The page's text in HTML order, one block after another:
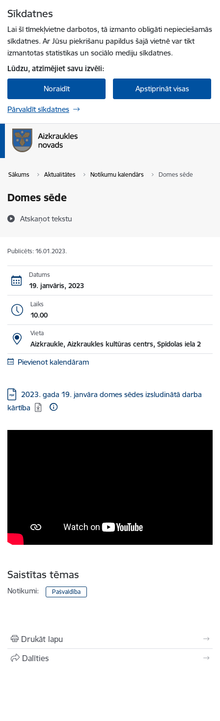
Sīkdatnes
Lai šī tīmekļvietne darbotos, tā izmanto obligāti nepieciešamās
sīkdatnes. Ar Jūsu piekrišanu papildus šajā vietnē var tikt
izmantotas statistikas un sociālo mediju sīkdatnes.
Lūdzu, atzīmējiet savu izvēli:
Noraidīt Apstiprināt visas
Pārvaldīt sīkdatnes
Sākums Aktualitātes Notikumu kalendārs Domes sēde
Domes sēde
Atskaņot tekstu
Publicēts: 16.01.2023.
Datums
19. janvāris, 2023
Laiks
10.00
Vieta
Aizkraukle, Aizkraukles kultūras centrs, Spīdolas iela 2
Pievienot kalendāram
Lejupielādēt:
2023. gada 19. janvāra domes sēdes izsludinātā darba
kārtība
Saistītas tēmas
Notikumi: Pašvaldība
Drukāt lapu
Dalīties